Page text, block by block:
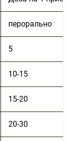
перорально
5
10-15
15-20
20-30